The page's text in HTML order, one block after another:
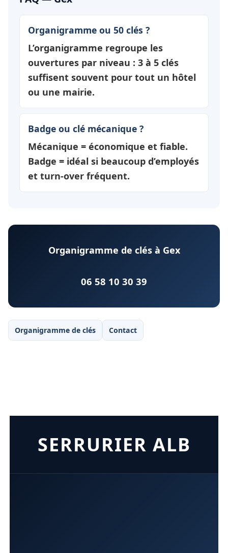
Organigramme ou 50 clés ?
L’organigramme regroupe les
ouvertures par niveau : 3 à 5 clés
suffisent souvent pour tout un hôtel
ou une mairie.
Badge ou clé mécanique ?
Mécanique = économique et fiable.
Badge = idéal si beaucoup d’employés
et turn-over fréquent.
Organigramme de clés à Gex
06 58 10 30 39
Organigramme de clés Contact
SERRURIER ALB